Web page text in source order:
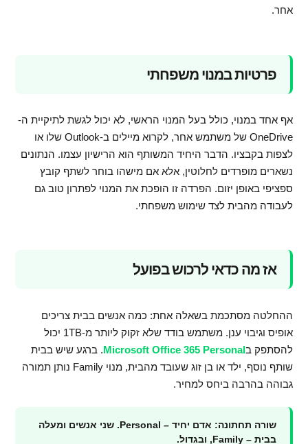
אחר.
פרטיות במנוי משפחתי
אף אחד במנוי, כולל בעל המנוי הראשי, לא יכול לגשת לתיקיית ה-
OneDrive של משתמש אחר, לקרוא מיילים ב-Outlook שלו או
לצפות בקבציו. הדבר היחיד המשותף הוא הרישיון עצמו. הנתונים
נשארים מופרדים לחלוטין, אלא אם מישהו בוחר לשתף קובץ
ספציפי באופן יזום. הפרדה זו הופכת את המנוי לפתרון טוב גם
לעבודה מהבית לצד שימוש משפחתי.
אז מה כדאי לרכוש בפועל
ההחלטה מסתכמת בשאלה אחת: כמה אנשים בבית צריכים
אופיס וגיבוי ענן. משתמש בודד שלא זקוק ליותר מ-1TB יכול
להסתפק בMicrosoft Office 365 Personal. ברגע שיש בבית
שותף נוסף, ילד או בן זוג שעובד מהבית, מנוי Family נותן תמורה
גבוהה בהרבה ביחס למחיר.
שורה תחתונה: אדם יחיד – Personal. שני אנשים ומעלה
בבית – Family, ובגדול.